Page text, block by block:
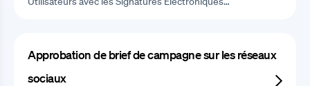
Approbation de brief de campagne sur les réseaux
sociaux